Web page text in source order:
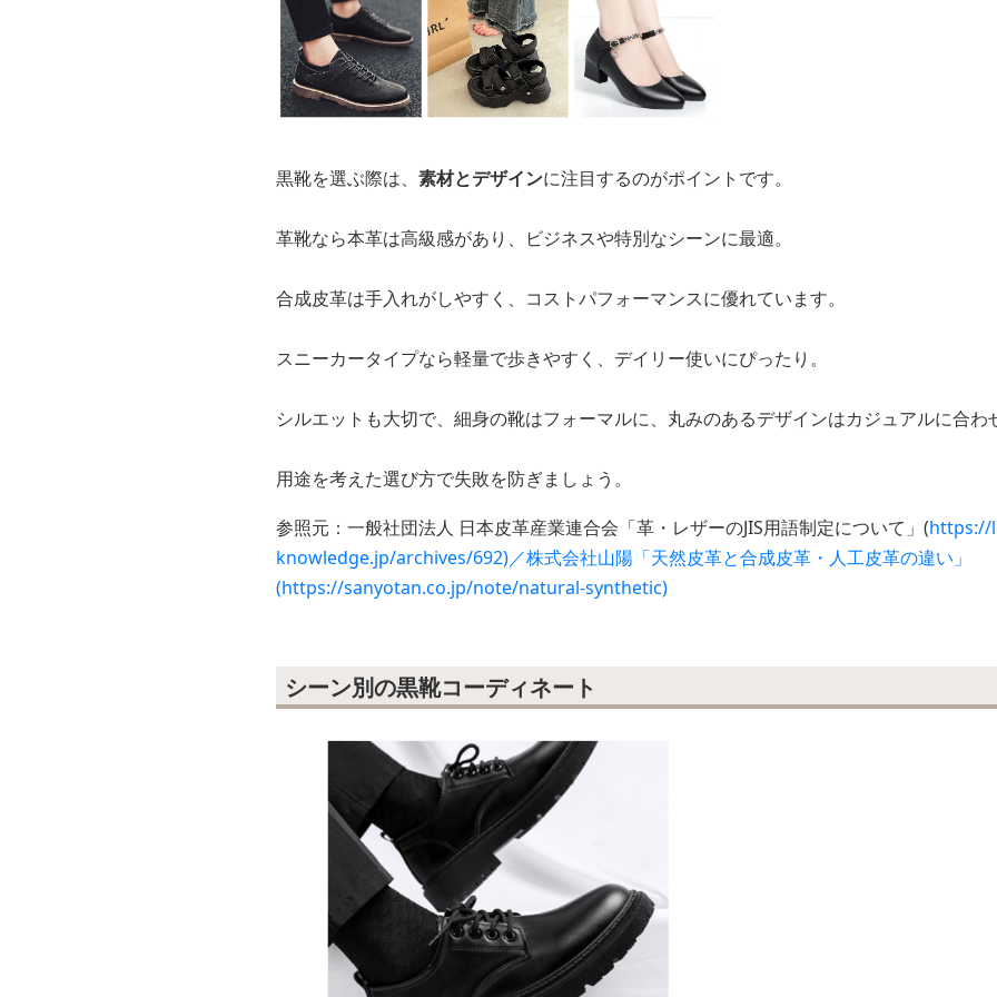
黒靴を選ぶ際は、 素材とデザインに注目するのがポイントです。
革靴なら本革は高級感があり、ビジネスや特別なシーンに最適。
合成皮革は手入れがしやすく、コストパフォーマンスに優れています。
スニーカータイプなら軽量で歩きやすく、デイリー使いにぴったり。
シルエットも大切で、細身の靴はフォーマルに、丸みのあるデザインはカジュアルに合わ
用途を考えた選び方で失敗を防ぎましょう。
参照元：一般社団法人 日本皮革産業連合会「革・レザーのJIS用語制定について」(https://
knowledge.jp/archives/692)／株式会社山陽「天然皮革と合成皮革・人工皮革の違い」
(https://sanyotan.co.jp/note/natural-synthetic)
シーン別の黒靴コーディネート